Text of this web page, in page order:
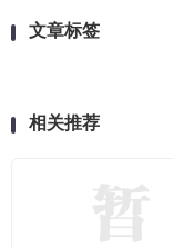
文章标签
相关推荐